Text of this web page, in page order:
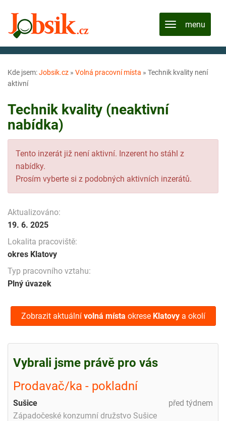
Kde jsem:Jobsik.cz » Volná pracovní místa » Technik kvality není
aktivní
Technik kvality (neaktivní
nabídka)
Tento inzerát již není aktivní. Inzerent ho stáhl z
nabídky.
Prosím vyberte si z podobných aktivních inzerátů.
Aktualizováno:
19. 6. 2025
Lokalita pracoviště:
okres Klatovy
Typ pracovního vztahu:
Plný úvazek
Zobrazit aktuální volná místa okrese Klatovya okolí
Vybrali jsme právě pro vás
Prodavač/ka - pokladní
před týdnem
Sušice
Západočeské konzumní družstvo Sušice